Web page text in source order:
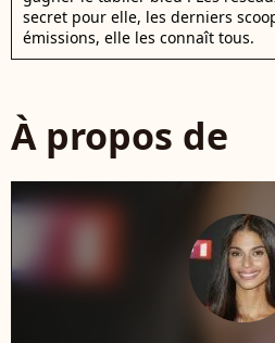
secret pour elle, les derniers
émissions, elle les connaît tous.
À propos de